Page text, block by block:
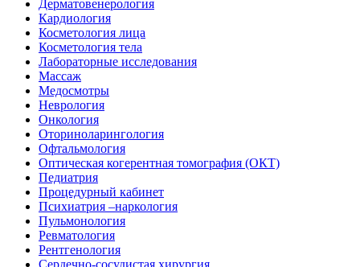
Дерматовенерология
Кардиология
Косметология лица
Косметология тела
Лабораторные исследования
Массаж
Медосмотры
Неврология
Онкология
Оториноларингология
Офтальмология
Оптическая когерентная томография (ОКТ)
Педиатрия
Процедурный кабинет
Психиатрия –наркология
Пульмонология
Ревматология
Рентгенология
Сердечно-сосудистая хирургия